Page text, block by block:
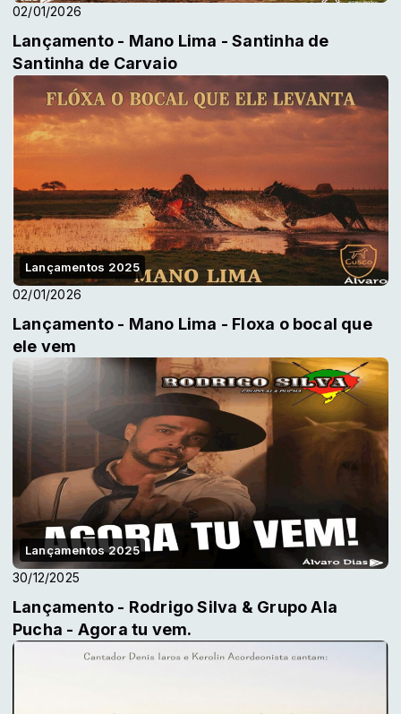
02/01/2026
Lançamento - Mano Lima - Santinha de
Santinha de Carvaio
Lançamentos 2025
02/01/2026
Lançamento - Mano Lima - Floxa o bocal que
ele vem
Lançamentos 2025
30/12/2025
Lançamento - Rodrigo Silva & Grupo Ala
Pucha - Agora tu vem.